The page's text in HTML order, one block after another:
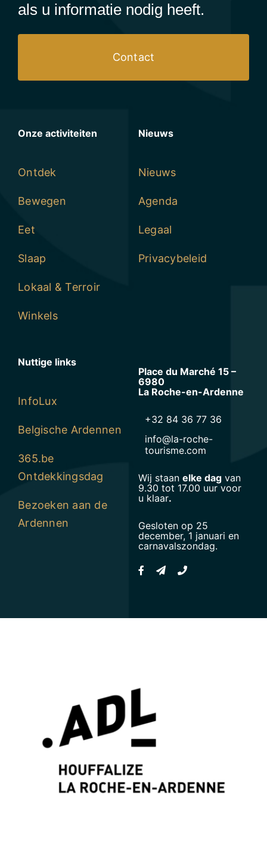
als u informatie nodig heeft.
Contact
Onze activiteiten
Ontdek
Bewegen
Eet
Slaap
Lokaal & Terroir
Winkels
Nieuws
Nieuws
Agenda
Legaal
Privacybeleid
Nuttige links
InfoLux
Belgische Ardennen
365.be
Ontdekkingsdag
Bezoeken aan de
Ardennen
Place du Marché 15 –
6980
La Roche-en-Ardenne
+32 84 36 77 36
info@la-roche-
tourisme.com
Wij staan elke dagvan
9.30 tot 17.00 uur voor
u klaar.
Gesloten op 25
december, 1 januari en
carnavalszondag.